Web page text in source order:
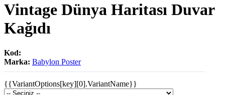
Vintage Dünya Haritası Duvar
Kağıdı
Kod:
Marka: Babylon Poster
{{VariantOptions[key][0].VariantName}}